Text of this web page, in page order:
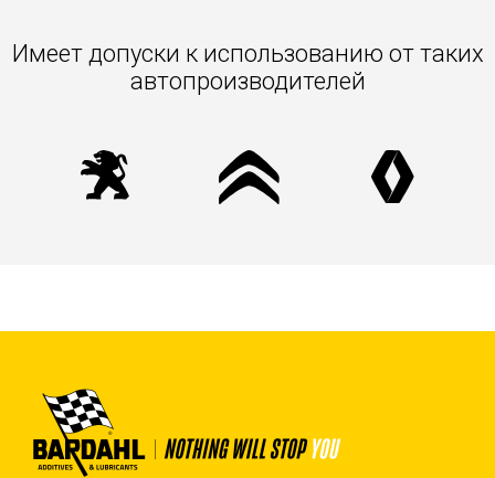
Имеет допуски к использованию от таких
автопроизводителей